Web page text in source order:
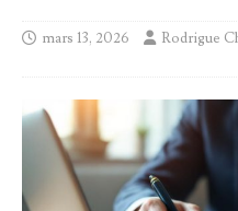
mars 13, 2026 Rodrigue